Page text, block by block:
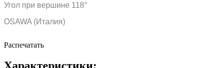
Угол при вершине 118°
OSAWA (Италия)
Распечатать
Характеристики: